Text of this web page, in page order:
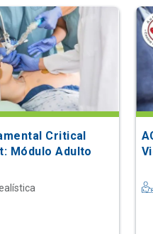
Critical
Módulo Adulto